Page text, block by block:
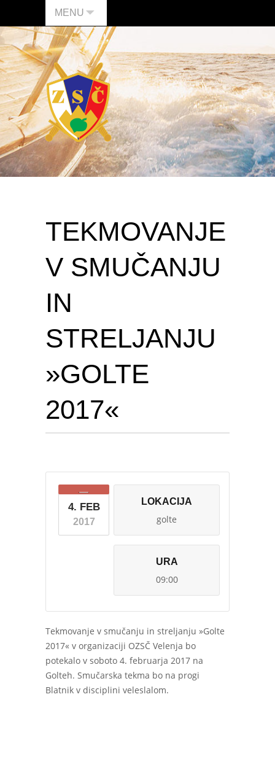
MENU
TEKMOVANJE
V SMUČANJU
IN
STRELJANJU
»GOLTE
2017«
4. FEB
2017
LOKACIJA
golte
URA
09:00
Tekmovanje v smučanju in streljanju »Golte
2017« v organizaciji OZSČ Velenja bo
potekalo v soboto 4. februarja 2017 na
Golteh. Smučarska tekma bo na progi
Blatnik v disciplini veleslalom.